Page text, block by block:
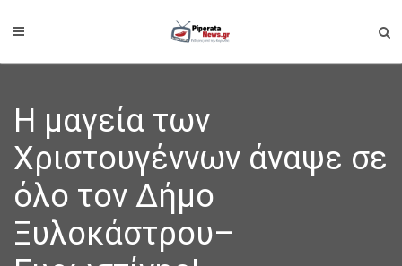
Η μαγεία των
Χριστουγέννων άναψε σε
όλο τον Δήμο
Ξυλοκάστρου–